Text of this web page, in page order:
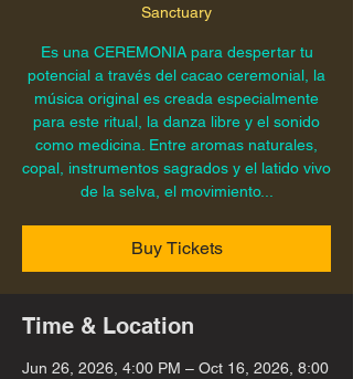
Sanctuary
Es una CEREMONIA para despertar tu
potencial a través del cacao ceremonial, la
música original es creada especialmente
para este ritual, la danza libre y el sonido
como medicina. Entre aromas naturales,
copal, instrumentos sagrados y el latido vivo
de la selva, el movimiento...
Buy Tickets
Time & Location
Jun 26, 2026, 4:00 PM – Oct 16, 2026, 8:00